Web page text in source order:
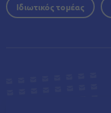
Ιδιωτικός τομέας